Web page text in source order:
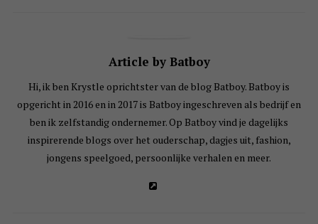
Article by Batboy
Hi, ik ben Krystle oprichtster van de blog Batboy. Batboy is
opgericht in 2016 en in 2017 is Batboy ingeschreven als bedrijf en
ben ik zelfstandig ondernemer. Op Batboy vind je dagelijks
inspirerende blogs over het ouderschap, dagjes uit, fashion,
jongens speelgoed, persoonlijke verhalen en meer.